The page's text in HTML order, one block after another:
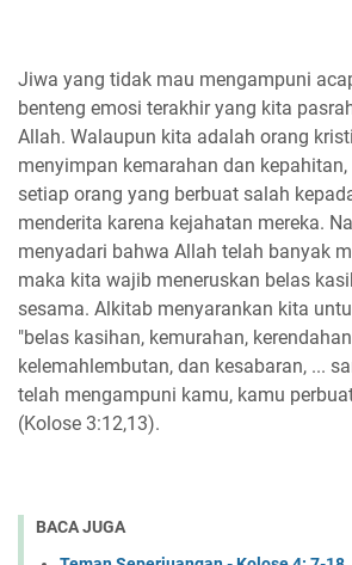
Jiwa yang tidak mau mengampuni
benteng emosi terakhir yang kita
Allah. Walaupun kita adalah orang
menyimpan kemarahan dan
setiap orang yang berbuat salah
menderita karena kejahatan mereka.
menyadari bahwa Allah telah banyak
maka kita wajib meneruskan belas
sesama. Alkitab menyarankan kita
"belas kasihan, kemurahan,
kelemahlembutan, dan kesabaran, ...
telah mengampuni kamu, kamu
(Kolose 3:12,13).
BACA JUGA